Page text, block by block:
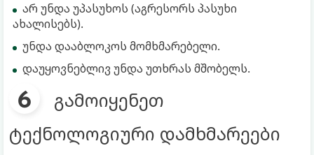
არ უნდა უპასუხოს (აგრესორს პასუხი
ახალისებს).
უნდა დააბლოკოს მომხმარებელი.
დაუყოვნებლივ უნდა უთხრას მშობელს.
გამოიყენეთ
ტექნოლოგიური დამხმარეები